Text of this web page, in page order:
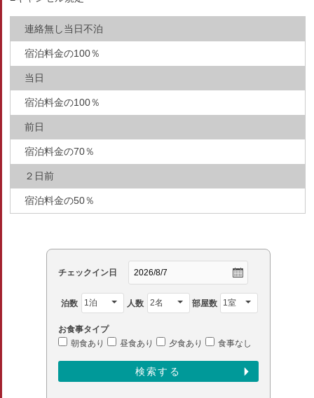
連絡無し当日不泊
宿泊料金の100％
当日
宿泊料金の100％
前日
宿泊料金の70％
２日前
宿泊料金の50％
チェックイン日
泊数 人数 部屋数
お食事タイプ
朝食あり
昼食あり 夕食あり 食事なし